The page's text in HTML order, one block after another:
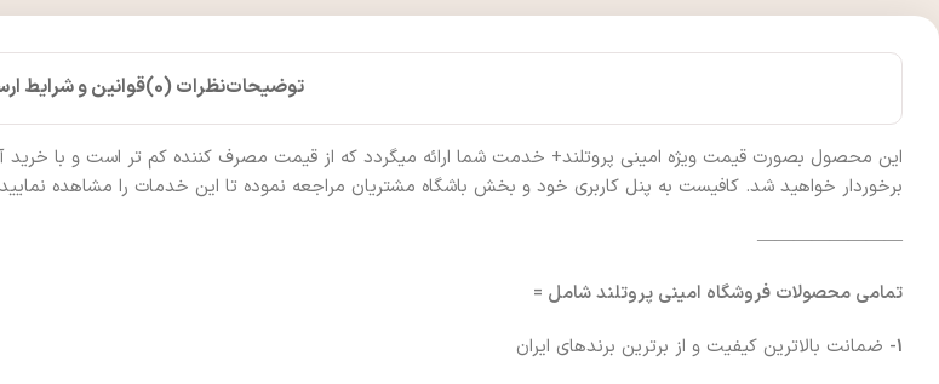
توضیحاتنظرات (0) قوانین و شرایط
این محصول بصورت قیمت ویژه امینی پروتلند+ خدمت شما ارائه میگردد که از قیمت مصرف کننده کم تر است و با خرید آن
برخوردار خواهید شد. کافیست به پنل کاربری خود و بخش باشگاه مشتریان مراجعه نموده تا این خدمات را مشاهده
————————
تمامی محصولات فروشگاه امینی پروتلند شامل =
1- ضمانت بالاترین کیفیت و از برترین برندهای ایران